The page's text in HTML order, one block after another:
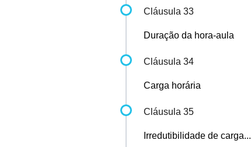
Cláusula 33
Duração da hora-aula
Cláusula 34
Carga horária
Cláusula 35
Irredutibilidade de carga...